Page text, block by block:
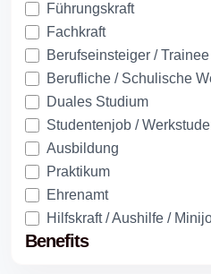
Führungskraft
Fachkraft
Berufseinsteiger / Trainee
Berufliche / Schulische
Duales Studium
Studentenjob /
Ausbildung
Praktikum
Ehrenamt
Hilfskraft / Aushilfe /
Benefits